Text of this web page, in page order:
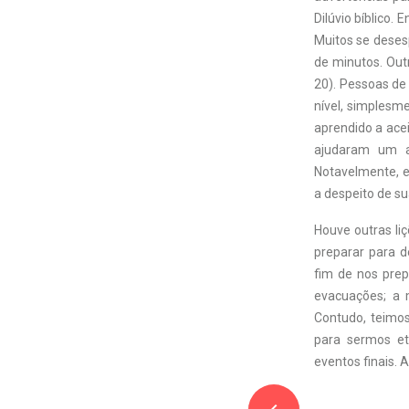
Dilúvio bíblico.
Muitos se
de minutos.
20). Pessoas
nível,
aprendido a
ajudaram um
Notavelmente,
a despeito de
Houve outras
preparar para
fim de nos
evacuações; a
Contudo,
para sermos
eventos finais.